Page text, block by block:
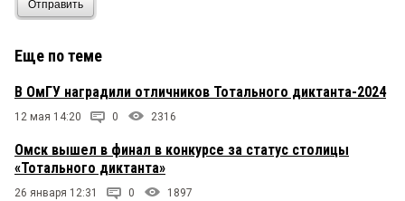
Отправить
Еще по теме
В ОмГУ наградили отличников Тотального диктанта-2024
12 мая 14:20 0 2316
Омск вышел в финал в конкурсе за статус столицы
«Тотального диктанта»
26 января 12:31 0 1897